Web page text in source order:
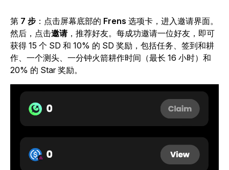
第 7 步 ：点击屏幕底部的 Frens 选项卡，进入邀请界面。
然后，点击邀请，推荐好友。每成功邀请一位好友，即可
获得 15 个 SD 和 10% 的 SD 奖励，包括任务、签到和耕
作、一个测头、一分钟火箭耕作时间（最长 16 小时）和
20% 的 Star 奖励。